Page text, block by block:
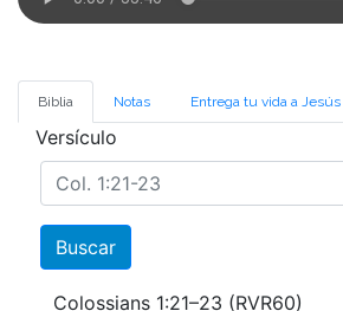
Biblia Notas Entrega tu vida a Jesús